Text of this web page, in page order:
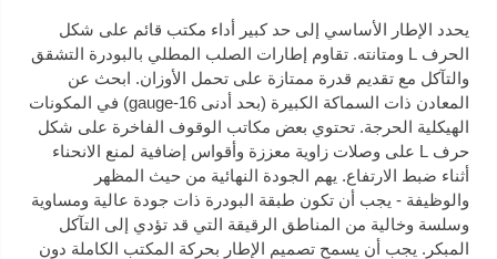
يحدد الإطار الأساسي إلى حد كبير أداء مكتب قائم على شكل
الحرف L ومتانته. تقاوم إطارات الصلب المطلي بالبودرة التشقق
والتآكل مع تقديم قدرة ممتازة على تحمل الأوزان. ابحث عن
المعادن ذات السماكة الكبيرة (بحد أدنى 16-gauge) في المكونات
الهيكلية الحرجة. تحتوي بعض مكاتب الوقوف الفاخرة على شكل
حرف L على وصلات زاوية معززة وأقواس إضافية لمنع الانحناء
أثناء ضبط الارتفاع. يهم الجودة النهائية من حيث المظهر
والوظيفة - يجب أن تكون طبقة البودرة ذات جودة عالية ومساوية
وسلسة وخالية من المناطق الرقيقة التي قد تؤدي إلى التآكل
المبكر. يجب أن يسمح تصميم الإطار بحركة المكتب الكاملة دون